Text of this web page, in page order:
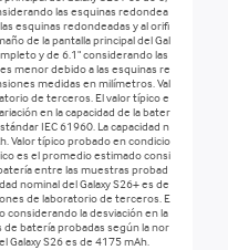
las esquinas redondea
esquinas redondeadas y al orifi
de la pantalla principal del Gal
y de 6.1" considerando las
menor debido a las esquinas re
medidas en milímetros. Val
de terceros. El valor típico e
en la capacidad de la bater
IEC 61960. La capacidad n
Valor típico probado en condicio
es el promedio estimado consi
entre las muestras probad
nominal del Galaxy S26+ es de
de laboratorio de terceros. E
considerando la desviación en la
batería probadas según la nor
Galaxy S26 es de 4175 mAh.